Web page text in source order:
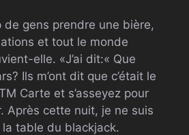
de gens prendre une bière,
et tout le monde
elle. «J’ai dit:« Que
Ils m’ont dit que c’était le
Carte et s’asseyez pour
Après cette nuit, je ne suis
table du blackjack.